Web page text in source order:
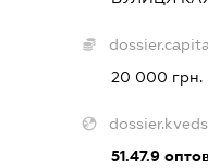
20 000 грн.
51.47.9